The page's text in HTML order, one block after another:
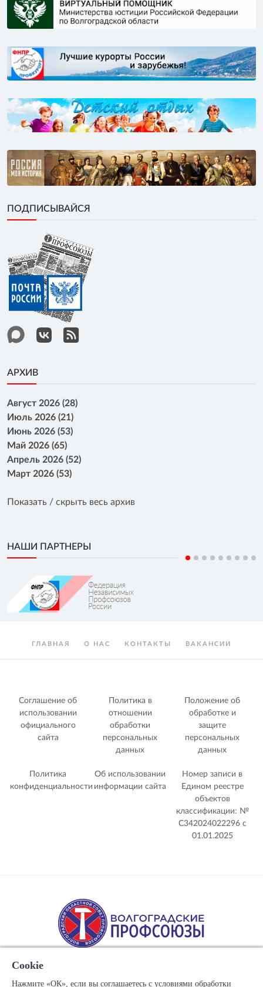
ПОДПИСЫВАЙСЯ
АРХИВ
Август 2026 (28)
Июль 2026 (21)
Июнь 2026 (53)
Май 2026 (65)
Апрель 2026 (52)
Март 2026 (53)
Показать / скрыть весь архив
НАШИ ПАРТНЕРЫ
ГЛАВНАЯ О НАС КОНТАКТЫ ВАКАНСИИ
Соглашение об
использовании
официального
сайта
Политика в
отношении
обработки
персональных
данных
Положение об
обработке и
защите
персональных
данных
Политика
конфиденциальности
Об использовании
информации сайта
Номер записи в
Едином реестре
объектов
классификации: №
С342024022296 c
01.01.2025
Cookie
Нажмите «ОК», если вы соглашаетесь с условиями обработки